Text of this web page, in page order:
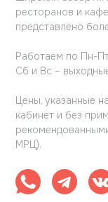
ресторанов и
представлено
Работаем по Пн-
Сб и Вс –
Цены, указанные
кабинет и без
МРЦ).